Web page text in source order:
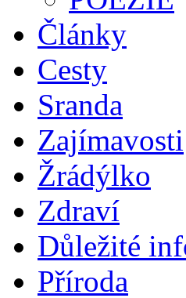
Články
Cesty
Sranda
Zajímavosti
Žrádýlko
Zdraví
Důležité
Příroda